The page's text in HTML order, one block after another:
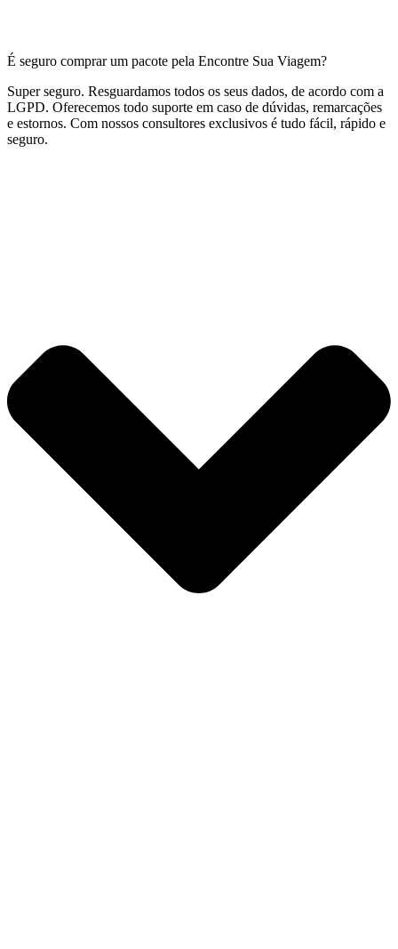
É seguro comprar um pacote pela Encontre Sua Viagem?
Super seguro. Resguardamos todos os seus dados, de acordo com a
LGPD. Oferecemos todo suporte em caso de dúvidas, remarcações
e estornos. Com nossos consultores exclusivos é tudo fácil, rápido e
seguro.